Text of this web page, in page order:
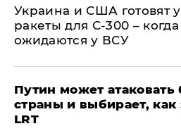
Украина и США готовят
ракеты для С-300 –
ожидаются у ВСУ
Путин может атаковать
страны и выбирает, как
LRT